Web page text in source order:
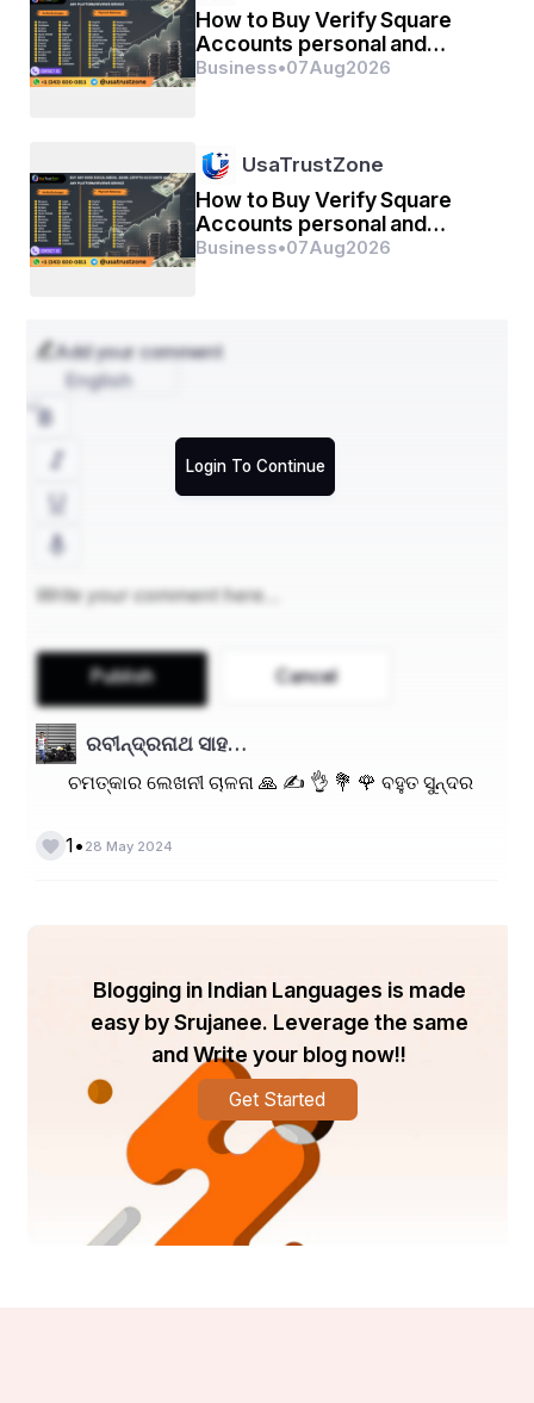
How to Buy Verify Square
Accounts personal and
business
Business•07Aug2026
UsaTrustZone
How to Buy Verify Square
Accounts personal and
business
Business•07Aug2026
Add your comment
Login To Continue
English
Publish Cancel
ରବୀନ୍ଦ୍ରନାଥ ସାହ…
ଚମତ୍କାର ଲେଖନୀ ଚାଳନା 🙏 ✍️ 👌 💐 🌹 ବହୁତ ସୁନ୍ଦର
1• 28 May 2024
Blogging in Indian Languages is made
easy by Srujanee. Leverage the same
and Write your blog now!!
Get Started